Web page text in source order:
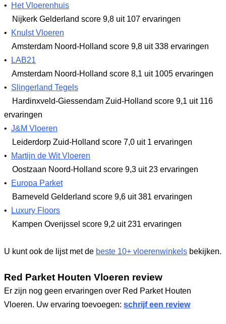
•
Het Vloerenhuis
Nijkerk Gelderland score 9,8 uit 107 ervaringen
•
Knulst Vloeren
Amsterdam Noord-Holland score 9,8 uit 338 ervaringen
•
LAB21
Amsterdam Noord-Holland score 8,1 uit 1005 ervaringen
• Slingerland Tegels
Hardinxveld-Giessendam Zuid-Holland score 9,1 uit 116
ervaringen
• J&M Vloeren
Leiderdorp Zuid-Holland score 7,0 uit 1 ervaringen
•
Martijn de Wit Vloeren
Oostzaan Noord-Holland score 9,3 uit 23 ervaringen
•
Europa Parket
Barneveld Gelderland score 9,6 uit 381 ervaringen
•
Luxury Floors
Kampen Overijssel score 9,2 uit 231 ervaringen
U kunt ook de lijst met de beste 10+ vloerenwinkels bekijken.
Red Parket Houten Vloeren review
Er zijn nog geen ervaringen over Red Parket Houten
Vloeren. Uw ervaring toevoegen: schrijf een review